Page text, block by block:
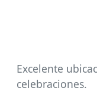
Excelente
celebraciones.